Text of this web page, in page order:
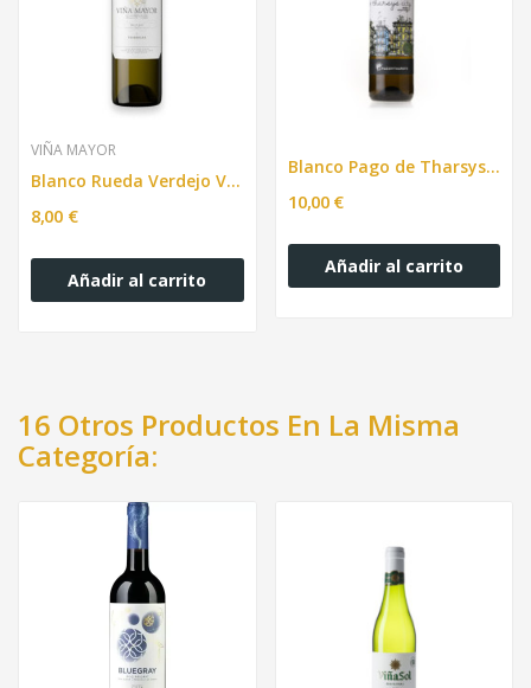
VIÑA MAYOR
Blanco Rueda Verdejo Viña Mayor 750ml
8,00 €
Añadir al carrito
Blanco Pago de Tharsys Macabeo. 750ml
10,00 €
Añadir al carrito
16 Otros Productos En La Misma
Categoría: